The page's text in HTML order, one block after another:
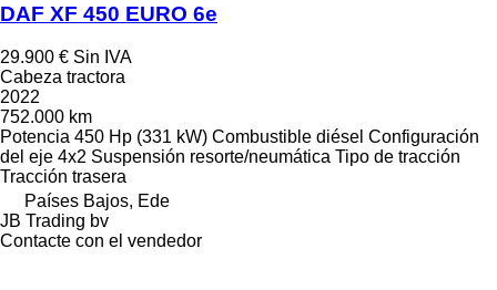
DAF XF 450 EURO 6e
29.900 € Sin IVA
Cabeza tractora
2022
752.000 km
Potencia 450 Hp (331 kW) Combustible diésel Configuración
del eje 4x2 Suspensión resorte/neumática Tipo de tracción
Tracción trasera
Países Bajos, Ede
JB Trading bv
Contacte con el vendedor